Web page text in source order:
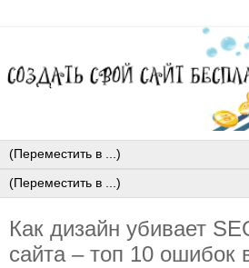
Как дизайн убивает
сайта – топ 10 ошибок